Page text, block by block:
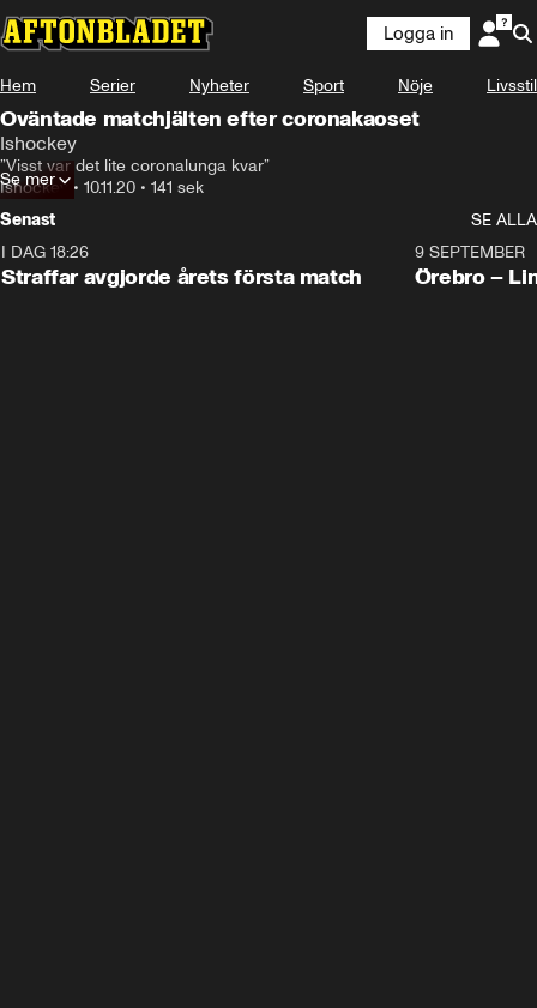
Logga in
Hem Serier Nyheter Sport Nöje Livsstil
Oväntade matchjälten efter coronakaoset
Ishockey
”Visst var det lite coronalunga kvar”
Ishockey• 10.11.20 • 141 sek
Se mer
Senast
SE ALLA
I DAG 18:26
Straffar avgjorde årets första match
Plus
9 SEPTEMBER
Örebro –